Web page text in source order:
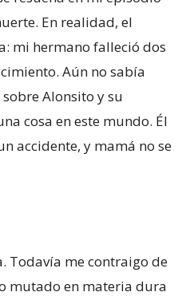
En realidad, el
mi hermano falleció dos
Aún no sabía
Alonsito y su
cosa en este mundo. Él
accidente, y mamá no se
Todavía me contraigo de
mutado en materia dura